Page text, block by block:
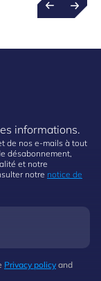
informations.
de nos e-mails à tout
désabonnement,
et notre
notre notice de
Privacy policy and